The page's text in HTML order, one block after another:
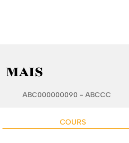
MAIS
ABC000000090 - ABCCC
COURS